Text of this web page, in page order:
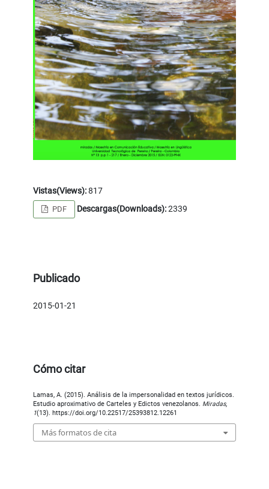
Vistas(Views):817
PDF Descargas(Downloads):2339
Publicado
2015-01-21
Cómo citar
Lamas, A. (2015). Análisis de la impersonalidad en textos jurídicos.
Estudio aproximativo de Carteles y Edictos venezolanos. Miradas,
1(13). https://doi.org/10.22517/25393812.12261
Más formatos de cita